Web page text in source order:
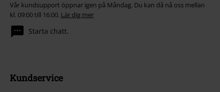
Vår kundsupport öppnar igen på Måndag. Du kan då nå oss mellan
kl. 09:00 till 16:00. Lär dig mer
Starta chatt.
Kundservice